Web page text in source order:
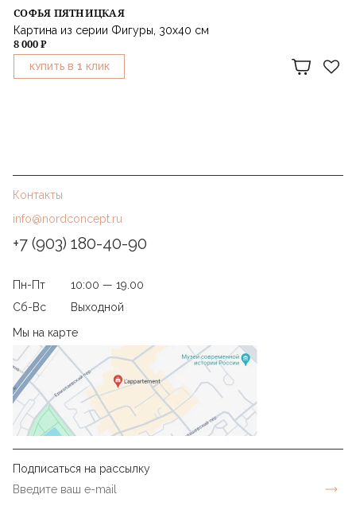
СОФЬЯ ПЯТНИЦКАЯ
Картина из серии Фигуры, 30х40 см
8 000 ₽
КУПИТЬ В 1 КЛИК
Контакты
info@nordconcept.ru
+7 (903) 180-40-90
Пн-Пт
10:00 — 19.00
Сб-Вс
Выходной
Мы на карте
Подписаться на рассылку